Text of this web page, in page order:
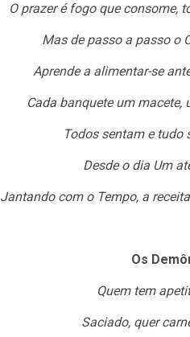
O prazer é fogo que consome,
Mas de passo a passo o
Aprende a alimentar-se
Cada banquete um macete,
Todos sentam e tudo
Desde o dia Um
Jantando com o Tempo, a
Os
Quem tem
Saciado, quer